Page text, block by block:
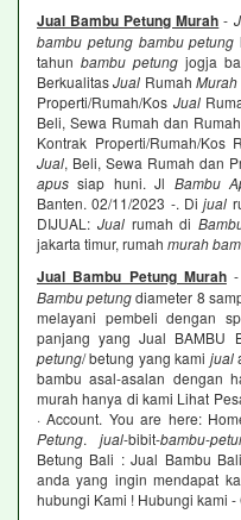
Jual Bambu Petung Murah -
bambu petung bambu petung
tahun bambu petung jogja
BerkualitasJual Rumah
Properti/Rumah/Kos Jual
Beli, Sewa Rumah dan Rumah
Kontrak Properti/Rumah/Kos
Jual, Beli, Sewa Rumah dan
apus siap huni. Jl Bambu
Banten. 02/11/2023 -. Dijual
DIJUAL: Jualrumah di
jakarta timur, rumah murah
Jual Bambu Petung Murah-
Bambu petungdiameter 8
melayani pembeli dengan
panjang yang Jual BAMBU
petung/ betung yang kami jual
bambu asal-asalan dengan
murah hanya di kami Lihat
· Account. You are here:
Petung. jual-bibit-bambu-
Betung Bali : Jual Bambu Bali
anda yang ingin mendapat
hubungi Kami ! Hubungi kami -